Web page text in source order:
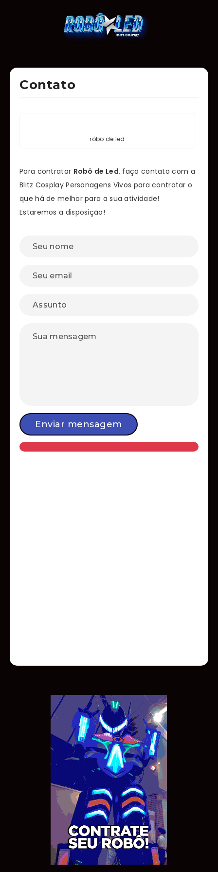
Contato
rôbo de led
Para contratar Robô de Led, faça contato com a
Blitz Cosplay Personagens Vivos para contratar o
que há de melhor para a sua atividade!
Estaremos a disposição!